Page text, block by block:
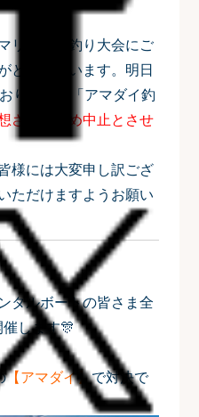
リーナの釣り大会にご
とうございます。明日
りました「アマダイ釣
されるため中止とさせ
様には大変申し訳ござ
ただけますようお願い
タルボートの皆さま全
します🎊
【アマダイ】で対決で